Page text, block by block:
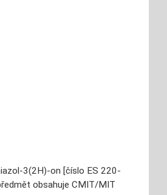
3(2H)-on [číslo ES 220-
obsahuje CMIT/MIT